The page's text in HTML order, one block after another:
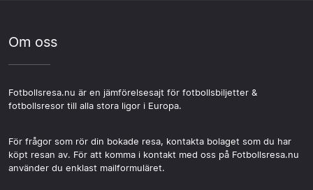
Om oss
Fotbollsresa.nu är en jämförelsesajt för fotbollsbiljetter &
fotbollsresor till alla stora ligor i Europa.
För frågor som rör din bokade resa, kontakta bolaget som du har
köpt resan av. För att komma i kontakt med oss på Fotbollsresa.nu
använder du enklast mailformuläret.